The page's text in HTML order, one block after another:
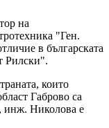
на
"Ген.
в българската
Рилски".
които
Габрово са
инж. Николова е